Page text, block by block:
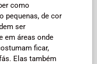
como
pequenas, de cor
ser
em áreas onde
ficar,
Elas também